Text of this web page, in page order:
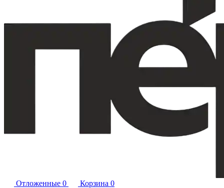
Отложенные 0 Корзина 0